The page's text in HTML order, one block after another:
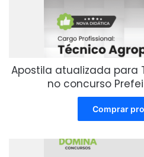
Apostila atualizada para
no concurso
Comprar